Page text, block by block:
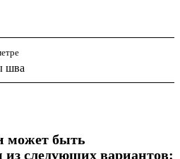
шва
может быть
из следующих вариантов: